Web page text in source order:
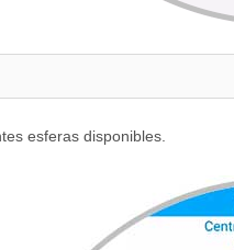
esferas disponibles.